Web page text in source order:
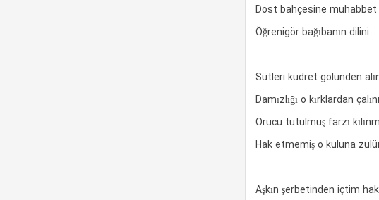
Dost bahçesine muhabbet
Öğrenigör bağıbanın dilini
Sütleri kudret gölünden
Damızlığı o kırklardan
Orucu tutulmuş farzı
Hak etmemiş o kuluna
Aşkın şerbetinden içtim